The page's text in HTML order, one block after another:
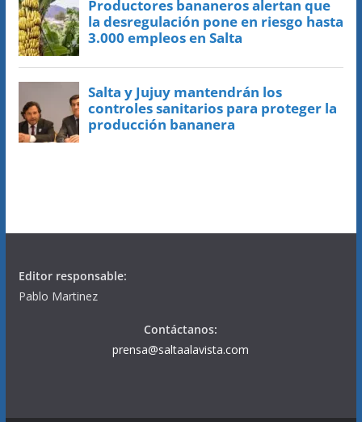
Editor responsable:
Pablo Martinez
Contáctanos:
prensa@saltaalavista.com